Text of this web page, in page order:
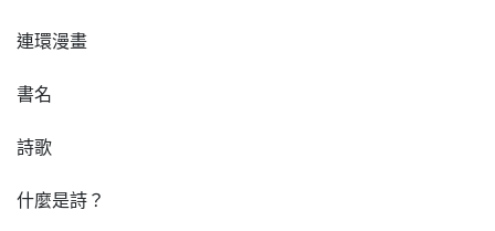
連環漫畫
書名
詩歌
什麼是詩？